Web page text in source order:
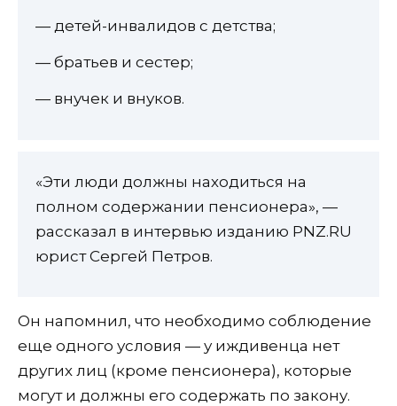
— детей-инвалидов с детства;
— братьев и сестер;
— внучек и внуков.
«Эти люди должны находиться на
полном содержании пенсионера», —
рассказал в интервью изданию PNZ.RU
юрист Сергей Петров.
Он напомнил, что необходимо соблюдение
еще одного условия — у иждивенца нет
других лиц (кроме пенсионера), которые
могут и должны его содержать по закону.